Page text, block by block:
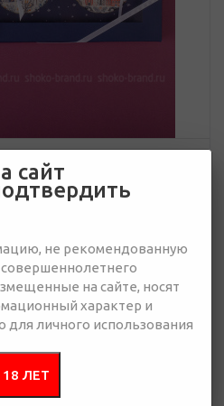
Добавить в
презентацию
В корзину
сайт
не рекомендованную
на сайте, носят
характер и
для личного использования
ЛЕТ